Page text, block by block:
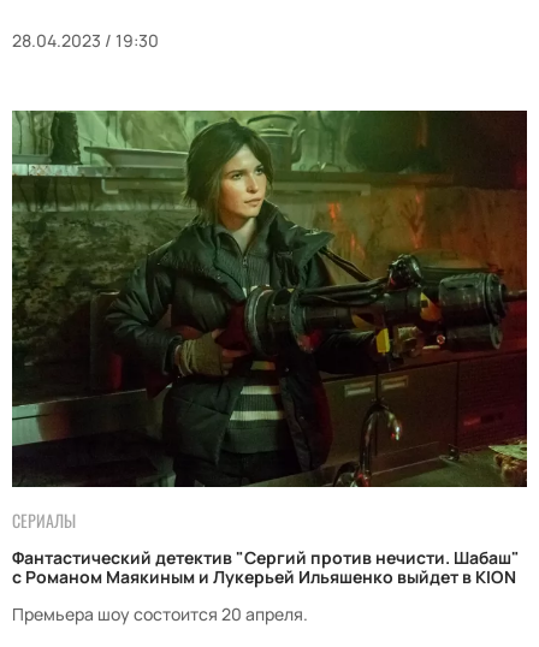
28.04.2023 / 19:30
СЕРИАЛЫ
Фантастический детектив "Сергий против нечисти. Шабаш"
с Романом Маякиным и Лукерьей Ильяшенко выйдет в KION
Премьера шоу состоится 20 апреля.